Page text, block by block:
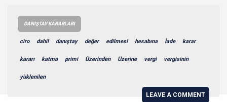
DANIŞTAY KARARLARI
ciro dahil danıştay değer edilmesi hesabına İade karar
kararı katma primi Üzerinden Üzerine vergi vergisinin
yüklenilen
LEAVE A COMMENT